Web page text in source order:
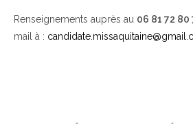
Renseignements auprès au 06 81 72 80
mail à :